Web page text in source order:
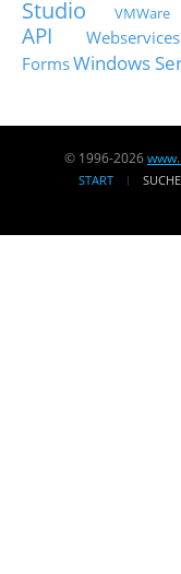
Studio
VMWare
API
Webservices
FormsWindows
© 1996-2026
START SUCHE